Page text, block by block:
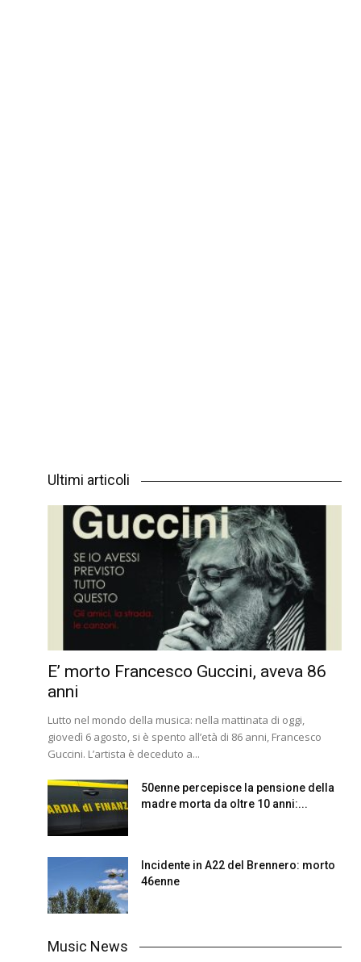
Ultimi articoli
E’ morto Francesco Guccini, aveva 86
anni
Lutto nel mondo della musica: nella mattinata di oggi,
giovedì 6 agosto, si è spento all’età di 86 anni, Francesco
Guccini. L’artista è deceduto a...
50enne percepisce la pensione della
madre morta da oltre 10 anni:...
Incidente in A22 del Brennero: morto
46enne
Music News